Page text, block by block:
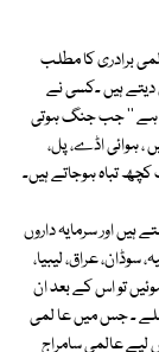
برادری کا مطلب
دیتے ہیں ۔کسی نے
ہے '' جب جنگ ہوتی
، ہوائی اڈے، پل،
تباہ ہوجاتے ہیں۔
اور سرمایہ داروں
عراق، لیبیا،
تو اس کے بعد ان
ملے ۔ جس میں عا لمی
لیے عالمی سامراج